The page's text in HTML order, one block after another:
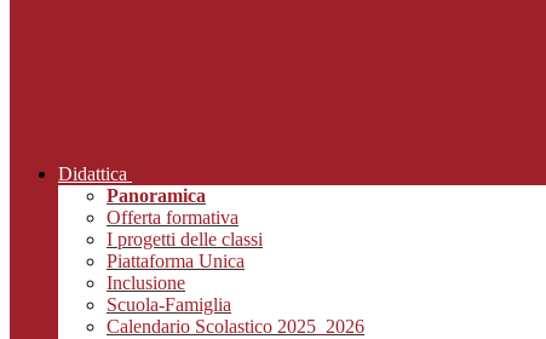
Didattica
Panoramica
Offerta formativa
I progetti delle classi
Piattaforma Unica
Inclusione
Scuola-Famiglia
Calendario Scolastico 2025_2026